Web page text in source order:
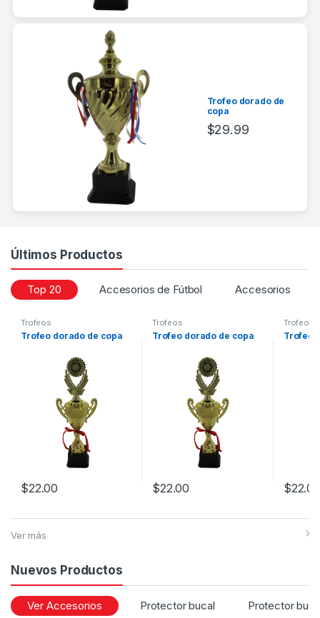
Trofeo dorado de
copa
$29.99
Últimos Productos
Top 20 Accesorios de Fútbol Accesorios
Trofeos
Trofeo dorado de copa
$22.00
Trofeos
Trofeo dorado de copa
$22.00
Trofeos
Trofeo
$22.00
Ver más
Nuevos Productos
Ver Accesorios Protector bucal Protector